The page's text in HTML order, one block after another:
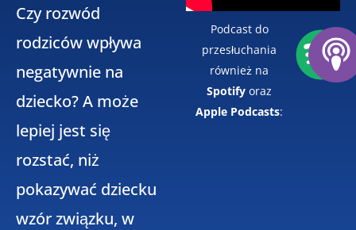
Czy rozwód
rodziców wpływa
negatywnie na
dziecko? A może
lepiej jest się
rozstać, niż
pokazywać dziecku
wzór związku, w
Podcast do
przesłuchania
również na
Spotify oraz
Apple Podcasts: